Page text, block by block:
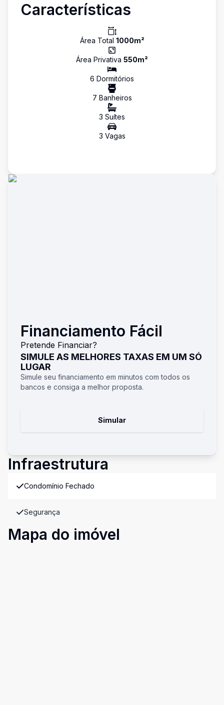
Características
Área Total 1000m²
Área Privativa 550m²
6 Dormitórios
7 Banheiros
3 Suítes
3 Vagas
Financiamento Fácil
Pretende Financiar?
SIMULE AS MELHORES TAXAS EM UM SÓ
LUGAR
Simule seu financiamento em minutos com todos os
bancos e consiga a melhor proposta.
Simular
Infraestrutura
Condomínio Fechado
Segurança
Mapa do imóvel